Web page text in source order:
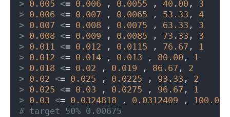
> 0.005 <= 0.006 , 0.0055 , 40.00 , 3
> 0.006 <= 0.007 , 0.0065 , 53.33 , 4
> 0.007 <= 0.008 , 0.0075 , 63.33 , 3
> 0.008 <= 0.009 , 0.0085 , 73.33 , 3
> 0.011 <= 0.012 , 0.0115 , 76.67 , 1
> 0.012 <= 0.014 , 0.013 , 80.00 , 1
> 0.018 <= 0.02 , 0.019 , 86.67 , 2
> 0.02 <= 0.025 , 0.0225 , 93.33 , 2
> 0.025 <= 0.03 , 0.0275 , 96.67 , 1
> 0.03 <= 0.0324818 , 0.0312409 , 100.00
# target 50% 0.00675